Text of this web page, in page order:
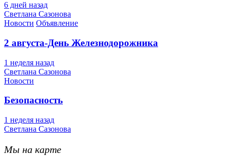
6 дней назад
Светлана Сазонова
Новости Объявление
2 августа-День Железнодорожника
1 неделя назад
Светлана Сазонова
Новости
Безопасность
1 неделя назад
Светлана Сазонова
Мы на карте